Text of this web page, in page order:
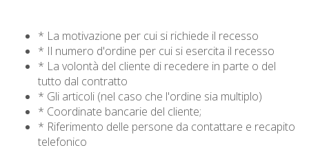
* La motivazione per cui si richiede il recesso
* Il numero d'ordine per cui si esercita il recesso
* La volontà del cliente di recedere in parte o del
tutto dal contratto
* Gli articoli (nel caso che l'ordine sia multiplo)
* Coordinate bancarie del cliente;
* Riferimento delle persone da contattare e recapito
telefonico